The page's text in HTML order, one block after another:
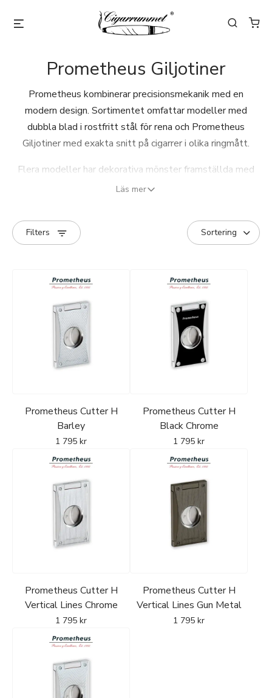
Prometheus Giljotiner
Prometheus kombinerar precisionsmekanik med en
modern design. Sortimentet omfattar modeller med
dubbla blad i rostfritt stål för rena och Prometheus
Giljotiner med exakta snitt på cigarrer i olika ringmått.
Flera modeller har dekorativa mönster framställda med
den klassiska metallgravyrtekniken
Läs mer
Filters
Prometheus Cutter H
Barley
1 795 kr
Prometheus Cutter H
Black Chrome
1 795 kr
Prometheus Cutter H
Vertical Lines Chrome
1 795 kr
Prometheus Cutter H
Vertical Lines Gun Metal
1 795 kr